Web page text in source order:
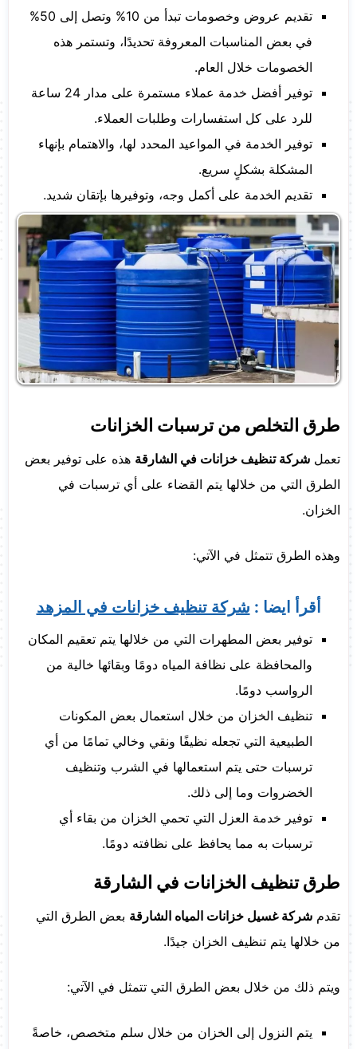
تقديم عروض وخصومات تبدأ من 10% وتصل إلى 50%
في بعض المناسبات المعروفة تحديدًا، وتستمر هذه
الخصومات خلال العام.
توفير أفضل خدمة عملاء مستمرة على مدار 24 ساعة
للرد على كل استفسارات وطلبات العملاء.
توفير الخدمة في المواعيد المحدد لها، والاهتمام بإنهاء
المشكلة بشكلٍ سريع.
تقديم الخدمة على أكمل وجه، وتوفيرها بإتقان شديد.
طرق التخلص من ترسبات الخزانات
تعمل شركة تنظيف خزانات في الشارقة هذه على توفير بعض
الطرق التي من خلالها يتم القضاء على أي ترسبات في
الخزان.
وهذه الطرق تتمثل في الآتي:
أقرأ ايضا : شركة تنظيف خزانات في المزهد
توفير بعض المطهرات التي من خلالها يتم تعقيم المكان
والمحافظة على نظافة المياه دومًا وبقائها خالية من
الرواسب دومًا.
تنظيف الخزان من خلال استعمال بعض المكونات
الطبيعية التي تجعله نظيفًا ونقي وخالي تمامًا من أي
ترسبات حتى يتم استعمالها في الشرب وتنظيف
الخضروات وما إلى ذلك.
توفير خدمة العزل التي تحمي الخزان من بقاء أي
ترسبات به مما يحافظ على نظافته دومًا.
طرق تنظيف الخزانات في الشارقة
تقدم شركة غسيل خزانات المياه الشارقة بعض الطرق التي
من خلالها يتم تنظيف الخزان جيدًا.
ويتم ذلك من خلال بعض الطرق التي تتمثل في الآتي:
يتم النزول إلى الخزان من خلال سلم متخصص، خاصةً